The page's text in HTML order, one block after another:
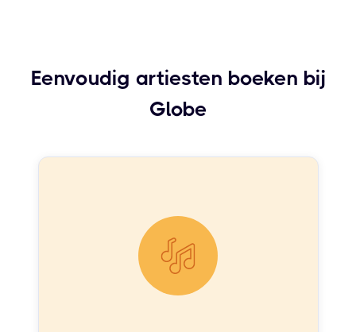
Eenvoudig artiesten boeken bij
Globe